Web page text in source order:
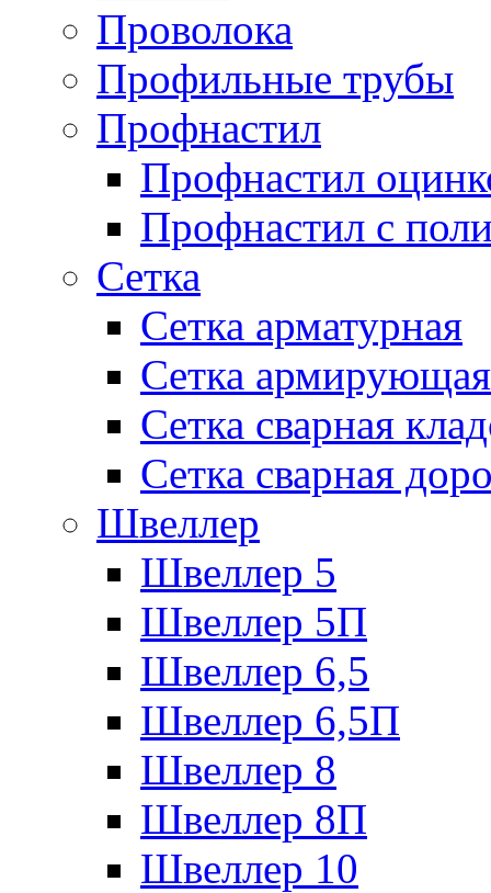
Проволока
Профильные трубы
Профнастил
Профнастил
Профнастил с
Сетка
Сетка арматурная
Сетка
Сетка сварная
Сетка сварная
Швеллер
Швеллер 5
Швеллер 5П
Швеллер 6,5
Швеллер 6,5П
Швеллер 8
Швеллер 8П
Швеллер 10